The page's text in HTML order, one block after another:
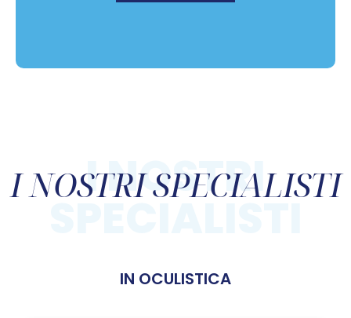
I NOSTRI
I NOSTRI SPECIALISTI
IN OCULISTICA